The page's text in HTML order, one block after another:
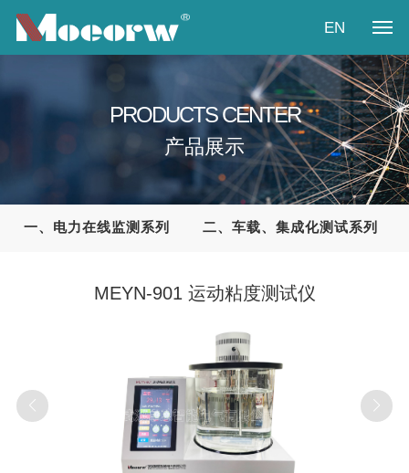
新闻资讯
EN
PRODUCTS CENTER
产品展示
一、电力在线监测系列 二、车载、集成化测试系列
MEYN-901 运动粘度测试仪